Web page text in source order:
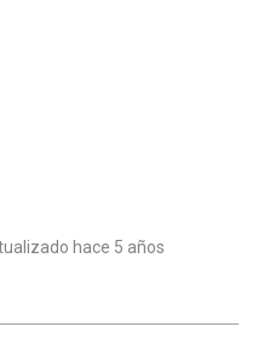
hace 5 años